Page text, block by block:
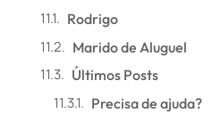
Rodrigo
Marido de Aluguel
Últimos Posts
Precisa de ajuda?